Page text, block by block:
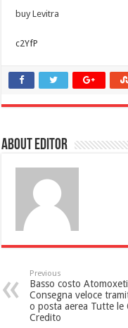
buy Levitra
c2YfP
About Editor
Previous
Basso costo
Consegna veloce
o posta aerea Tutte le
Credito